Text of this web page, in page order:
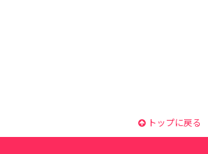
トップに戻る